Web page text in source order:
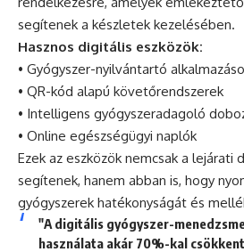
segítenek a készletek kezelésében.
Hasznos digitális eszközök:
• Gyógyszer-nyilvántartó
• QR-kód alapú követőrendszerek
• Intelligens gyógyszeradagoló
• Online egészségügyi naplók
Ezek az eszközök nemcsak a lejárati
segítenek, hanem abban is, hogy
gyógyszerek hatékonyságát és
"A digitális gyógyszer-
használata akár 70%-kal